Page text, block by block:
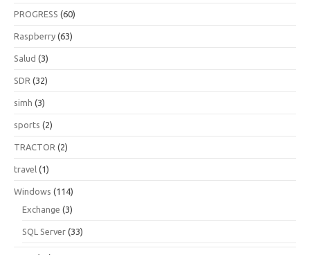
PROGRESS (60)
Raspberry (63)
Salud (3)
SDR (32)
simh (3)
sports (2)
TRACTOR (2)
travel (1)
Windows (114)
Exchange (3)
SQL Server (33)